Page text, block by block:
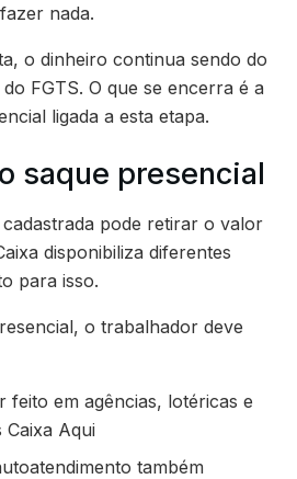
nada.
o dinheiro continua sendo do
FGTS. O que se encerra é a
ligada a esta etapa.
saque presencial
pode retirar o valor
disponibiliza diferentes
para isso.
o trabalhador deve
feito em agências, lotéricas e
Aqui
também